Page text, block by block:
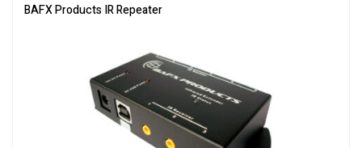
BAFX Products IR Repeater